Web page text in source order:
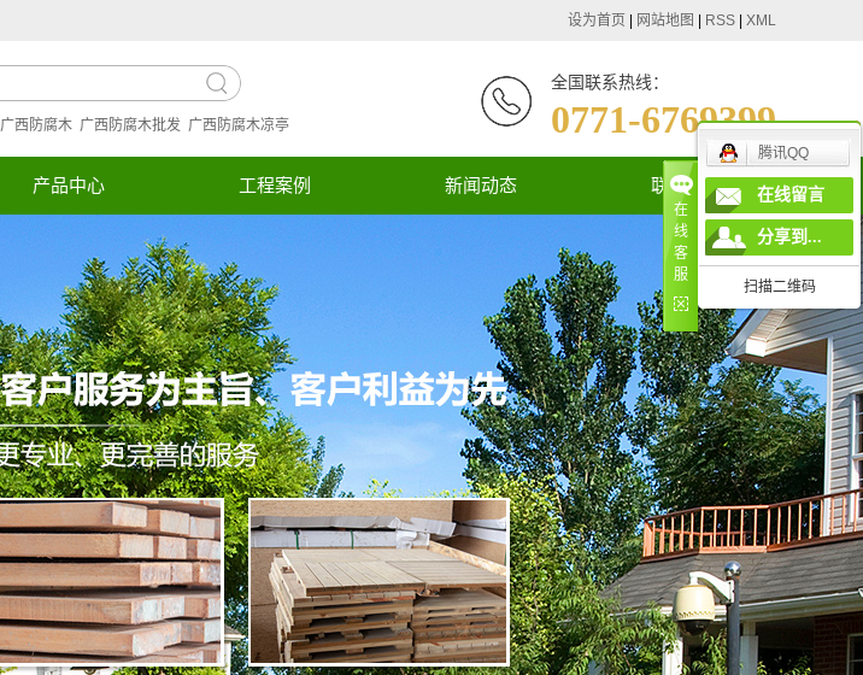
设为首页 网站地图 RSS XML
广西防腐木 广西防腐木批发 广西防腐木凉亭
全国联系热线：
0771-6769399
产品中心
防腐木材
炭化木材
欧松板
进口芬兰木
南方松
桑拿板
外墙板
户外高端硬木
重竹木
户外木油
工程案例
工程案例
新闻动态
行业新闻
技术知识
联系我们
在
线
客
服
腾讯QQ
在线留言
分享到...
扫描二维码